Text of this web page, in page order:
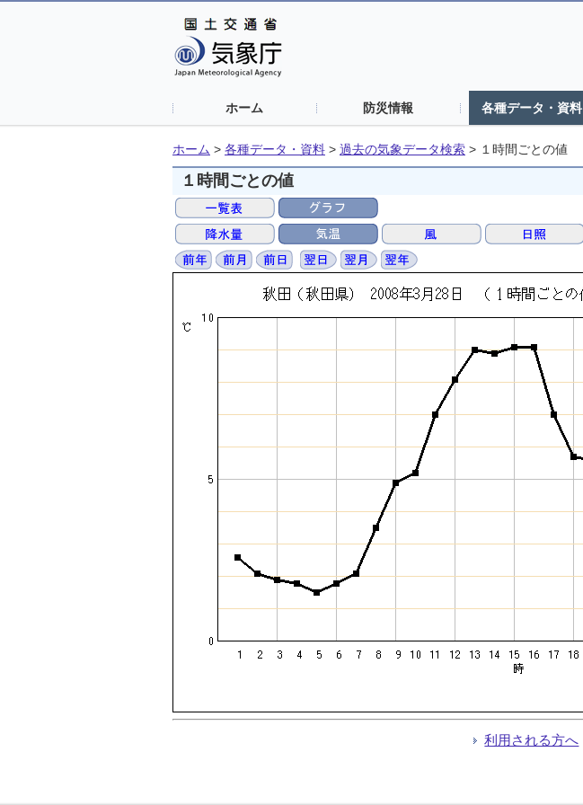
ホーム 防災情報 各種データ・資料
ホーム > 各種データ・資料 > 過去の気象データ検索 > １時間ごとの値
１時間ごとの値
利用される方へ